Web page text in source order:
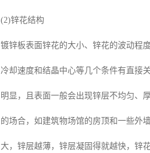
(2)锌花结构
镀锌板表面锌花的大小、锌花的波动程
冷却速度和结晶中心等几个条件有直接
明显，且表面一般会出现锌层不均匀、
的场合，如建筑物场馆的房顶和一些外
大，锌层越薄，锌层凝固得就越快，锌